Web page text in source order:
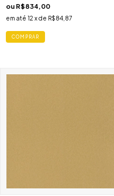
ou R$834,00
em até 12 x de R$84,87